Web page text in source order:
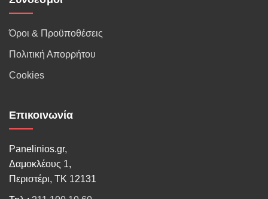
Όροι & Προϋποθέσεις
Πολιτική Απορρήτου
Cookies
Επικοινωνία
Panelinios.gr,
Δαμοκλέους 1,
Περιστέρι, ΤΚ 12131